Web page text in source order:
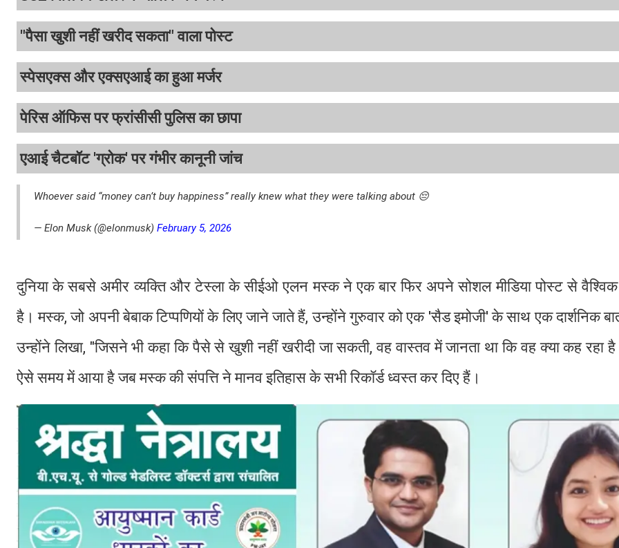
"पैसा खुशी नहीं खरीद सकता" वाला पोस्ट
स्पेसएक्स और एक्सएआई का हुआ मर्जर
पेरिस ऑफिस पर फ्रांसीसी पुलिस का छापा
एआई चैटबॉट 'ग्रोक' पर गंभीर कानूनी जांच
Whoever said “money can’t buy happiness” really knew what they were talking about 😔
— Elon Musk (@elonmusk) February 5, 2026
दुनिया के सबसे अमीर व्यक्ति और टेस्ला के सीईओ एलन मस्क ने एक बार फिर अपने सोशल मीडिया पोस्ट से वैश्विक
है। मस्क, जो अपनी बेबाक टिप्पणियों के लिए जाने जाते हैं, उन्होंने गुरुवार को एक 'सैड इमोजी' के साथ एक दार्शनिक
उन्होंने लिखा, "जिसने भी कहा कि पैसे से खुशी नहीं खरीदी जा सकती, वह वास्तव में जानता था कि वह क्या कह रहा
ऐसे समय में आया है जब मस्क की संपत्ति ने मानव इतिहास के सभी रिकॉर्ड ध्वस्त कर दिए हैं।